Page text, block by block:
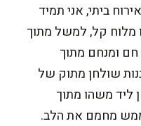
ביתי, אני תמיד
קל, למשל מתוך
ומנחם מתוך
שולחן מתוק של
ליד משהו מתוך
מחמם את הלב.